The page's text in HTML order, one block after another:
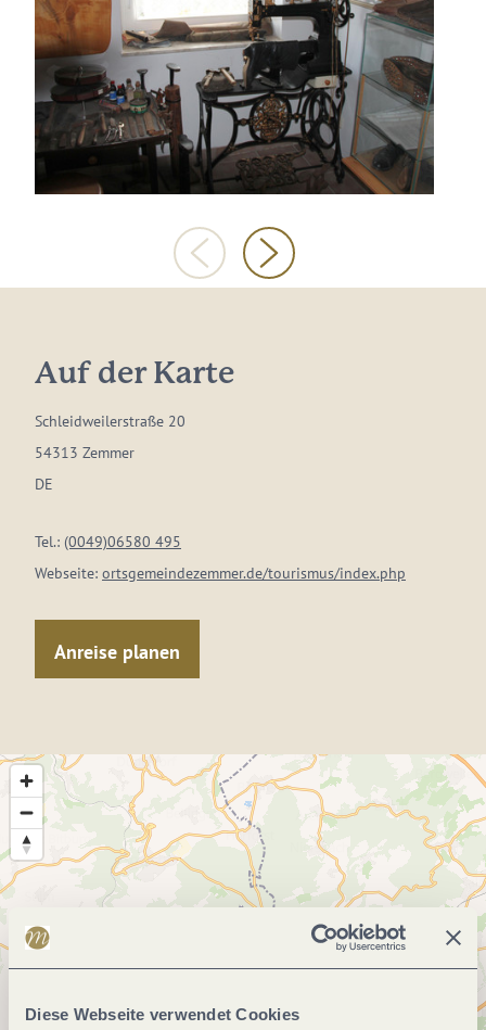
Diese Webseite verwendet Cookies
Auf der Karte
Schleidweilerstraße 20
54313 Zemmer
DE
Tel.: (0049)06580 495
Webseite: ortsgemeindezemmer.de/tourismus/index.php
Anreise planen